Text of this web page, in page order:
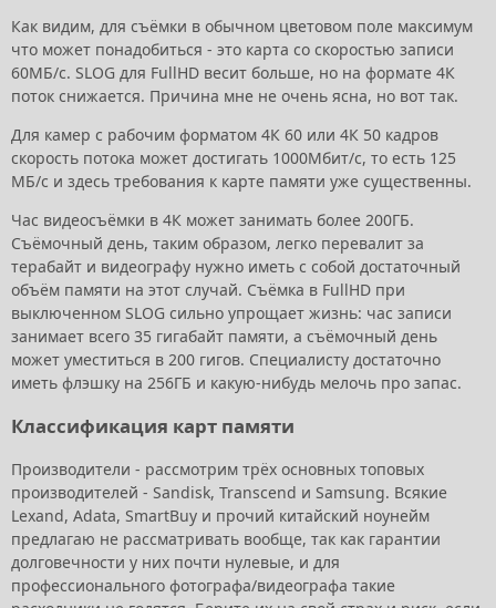
Как видим, для съёмки в обычном цветовом поле максимум
что может понадобиться - это карта со скоростью записи
60МБ/с. SLOG для FullHD весит больше, но на формате 4К
поток снижается. Причина мне не очень ясна, но вот так.
Для камер с рабочим форматом 4К 60 или 4К 50 кадров
скорость потока может достигать 1000Мбит/с, то есть 125
МБ/с и здесь требования к карте памяти уже существенны.
Час видеосъёмки в 4К может занимать более 200ГБ.
Съёмочный день, таким образом, легко перевалит за
терабайт и видеографу нужно иметь с собой достаточный
объём памяти на этот случай. Съёмка в FullHD при
выключенном SLOG сильно упрощает жизнь: час записи
занимает всего 35 гигабайт памяти, а съёмочный день
может уместиться в 200 гигов. Специалисту достаточно
иметь флэшку на 256ГБ и какую-нибудь мелочь про запас.
Классификация карт памяти
Производители - рассмотрим трёх основных топовых
производителей - Sandisk, Transcend и Samsung. Всякие
Lexand, Adata, SmartBuy и прочий китайский ноунейм
предлагаю не рассматривать вообще, так как гарантии
долговечности у них почти нулевые, и для
профессионального фотографа/видеографа такие